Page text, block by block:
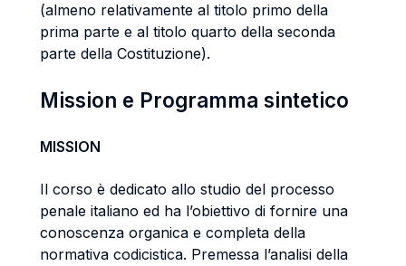
(almeno relativamente al titolo primo della
prima parte e al titolo quarto della seconda
parte della Costituzione).
Mission e Programma sintetico
MISSION
Il corso è dedicato allo studio del processo
penale italiano ed ha l’obiettivo di fornire una
conoscenza organica e completa della
normativa codicistica. Premessa l’analisi della